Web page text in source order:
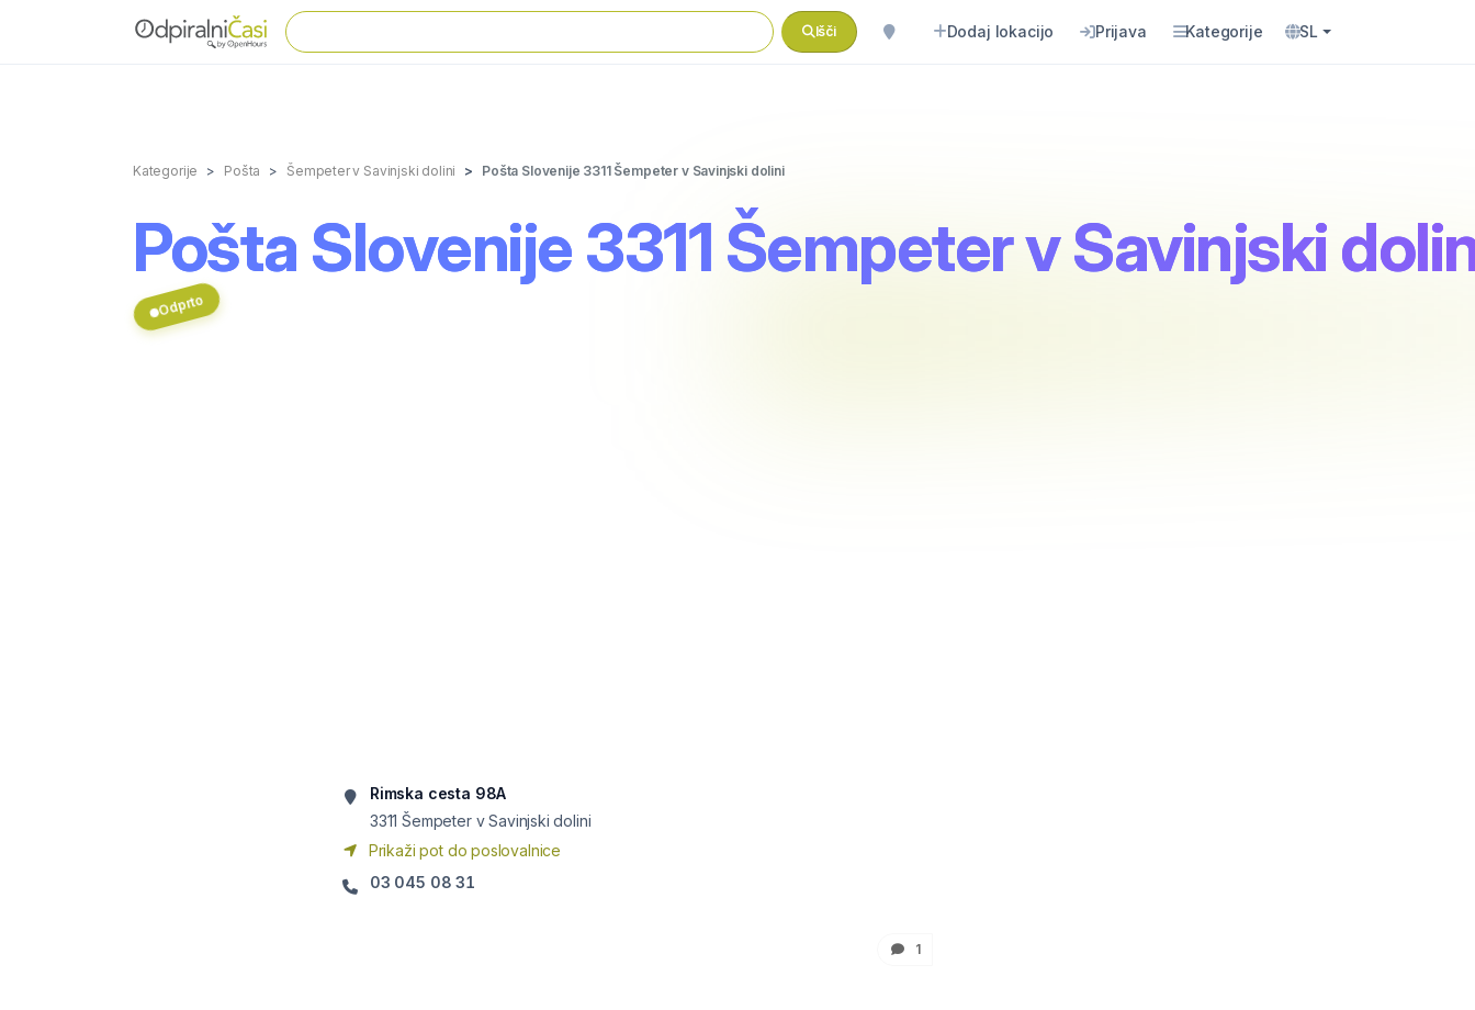
Išči Dodaj lokacijo Prijava Kategorije SL
Kategorije Pošta Šempeter v Savinjski dolini Pošta Slovenije 3311 Šempeter v Savinjski dolini
Pošta Slovenije 3311 Šempeter v Savinjski
Odprto
Rimska cesta 98A
3311 Šempeter v Savinjski dolini
Prikaži pot do poslovalnice
03 045 08 31
1